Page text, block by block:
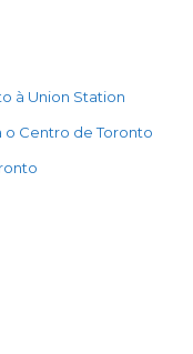
à Union Station
Centro de Toronto